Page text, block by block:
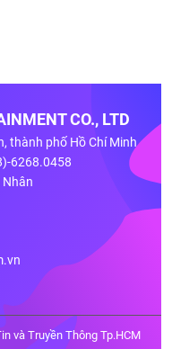
CO., LTD
thành phố Hồ Chí Minh
6268.0458
Nhân
và Truyền Thông Tp.HCM